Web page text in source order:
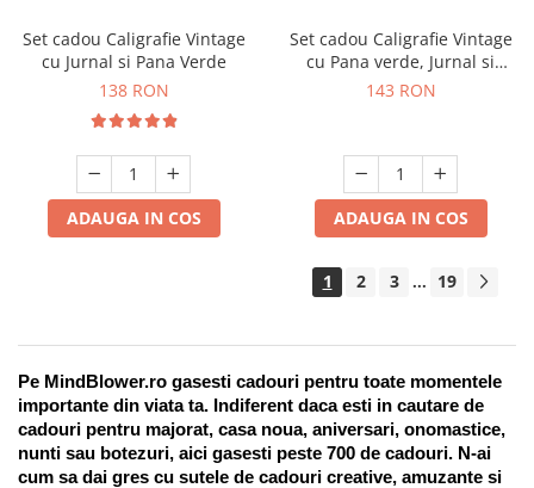
Set cadou Caligrafie Vintage
cu Jurnal si Pana Verde
138 RON
ADAUGA IN COS
Set cadou Caligrafie Vintage
cu Pana verde, Jurnal si
Suport pentru stilou, 9 piese
143 RON
ADAUGA IN COS
1 2 3 ... 19
Pe MindBlower.ro gasesti cadouri pentru toate momentele
importante din viata ta. Indiferent daca esti in cautare de
cadouri pentru majorat, casa noua, aniversari, onomastice,
nunti sau botezuri, aici gasesti peste 700 de cadouri. N-ai
cum sa dai gres cu sutele de cadouri creative, amuzante si